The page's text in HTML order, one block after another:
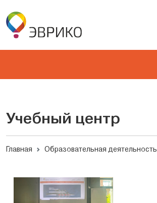
Учебный центр
Главная Образовательная деятельность